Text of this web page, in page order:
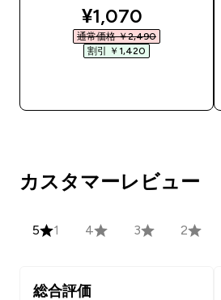
discounted price
¥1,070‎
通常価格 ￥2,490‎
割引 ￥1,420‎
カスタマーレビュー
5 1 4 3 2
総合評価